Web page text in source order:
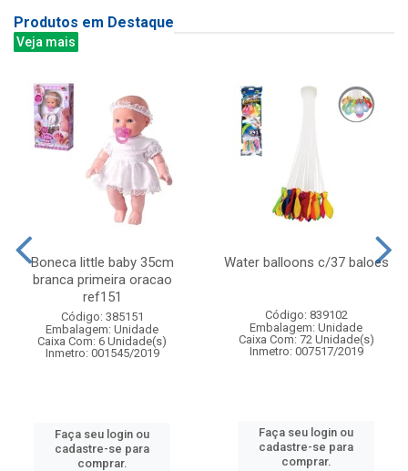
Produtos em Destaque
Veja mais
Boneca little baby 35cm
branca primeira oracao
ref151
Código: 385151
Embalagem: Unidade
Caixa Com: 6 Unidade(s)
Inmetro: 001545/2019
Faça seu login ou
cadastre-se para
comprar.
Water balloons c/37 baloes
Código: 839102
Embalagem: Unidade
Caixa Com: 72 Unidade(s)
Inmetro: 007517/2019
Faça seu login ou
cadastre-se para
comprar.